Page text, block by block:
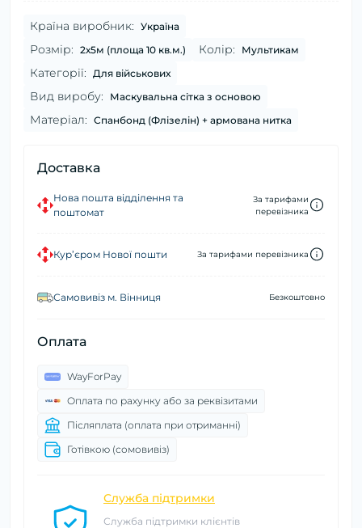
Країна виробник: Україна
Розмір: 2х5м (площа 10 кв.м.) Колір: Мультикам
Категорії: Для військових
Вид виробу: Маскувальна сітка з основою
Матеріал: Спанбонд (Флізелін) + армована нитка
Доставка
Нова пошта відділення та
поштомат
За тарифами
перевізника
Кур’єром Нової пошти За тарифами перевізника
Самовивіз м. Вінниця Безкоштовно
Оплата
WayForPay
Оплата по рахунку або за реквізитами
Післяплата (оплата при отриманні)
Готівкою (сомовивіз)
Служба підтримки
Служба підтримки клієнтів